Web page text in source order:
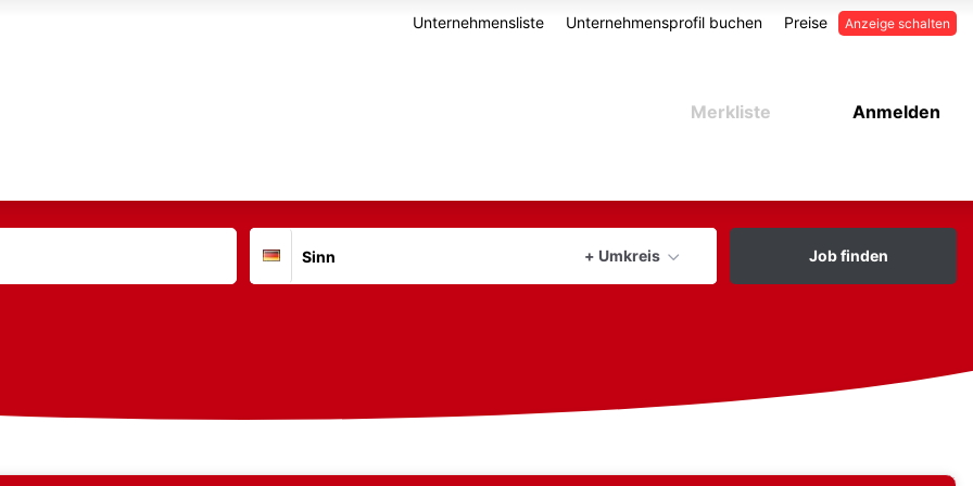
Anzeige schalten
Unternehmensliste Unternehmensprofil buchen Preise
Anmelden
Merkliste
Deutschland
+ Umkreis
aktuellen Ort verwenden
Job finden